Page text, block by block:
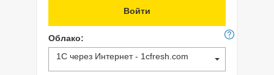
Облако:
1С через Интернет - 1cfresh.com